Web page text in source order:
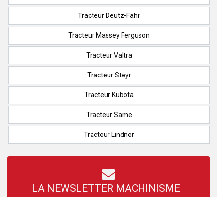
Tracteur Deutz-Fahr
Tracteur Massey Ferguson
Tracteur Valtra
Tracteur Steyr
Tracteur Kubota
Tracteur Same
Tracteur Lindner
LA NEWSLETTER MACHINISME